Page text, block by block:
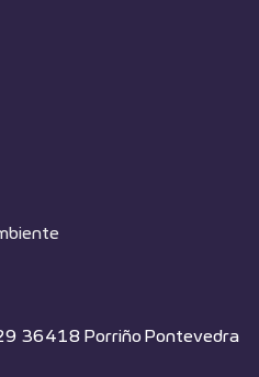
36418 Porriño Pontevedra